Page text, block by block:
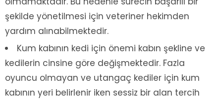
şekilde yönetilmesi için veteriner hekimden
yardım alınabilmektedir.
Kum kabının kedi için önemi kabın şekline ve
kedilerin cinsine göre değişmektedir. Fazla
oyuncu olmayan ve utangaç kediler için kum
kabının yeri belirlenir iken sessiz bir alan tercih